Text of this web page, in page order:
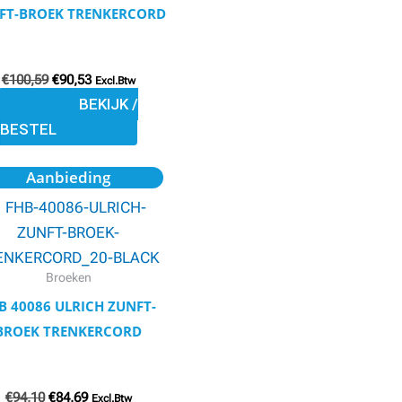
BROEK TRENKERCORD
€100,59 €90,53 Excl.Btw
BEKIJK /
BESTEL
gekozen
de
productpagina
Aanbieding
Broeken
40086 ULRICH ZUNFT-
TRENKERCORD
€94,10
Oorspronkelijke
prijs
was:
€84,69
Huidige
prijs
is:
Excl.Btw
Dit
product
heeft
meerdere
variaties.
Deze
optie